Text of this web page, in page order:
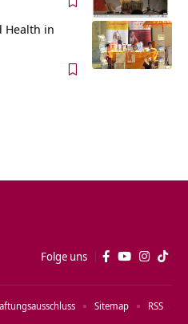
Health in
Folge uns
Sitemap RSS